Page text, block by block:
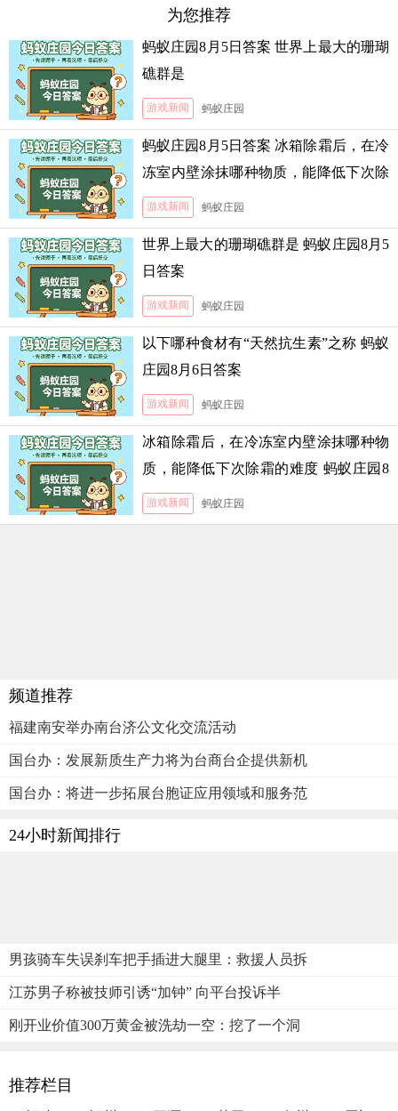
为您推荐
蚂蚁庄园8月5日答案 世界上最大的珊瑚
礁群是
游戏新闻 蚂蚁庄园
蚂蚁庄园8月5日答案 冰箱除霜后，在冷
冻室内壁涂抹哪种物质，能降低下次除
霜的难度
游戏新闻 蚂蚁庄园
世界上最大的珊瑚礁群是 蚂蚁庄园8月5
日答案
游戏新闻 蚂蚁庄园
以下哪种食材有“天然抗生素”之称 蚂蚁
庄园8月6日答案
游戏新闻 蚂蚁庄园
冰箱除霜后，在冷冻室内壁涂抹哪种物
质，能降低下次除霜的难度 蚂蚁庄园8
月5日答案
游戏新闻 蚂蚁庄园
频道推荐
福建南安举办南台济公文化交流活动
国台办：发展新质生产力将为台商台企提供新机
国台办：将进一步拓展台胞证应用领域和服务范
24小时新闻排行
男孩骑车失误刹车把手插进大腿里：救援人员拆
江苏男子称被技师引诱“加钟” 向平台投诉半
刚开业价值300万黄金被洗劫一空：挖了一个洞
推荐栏目